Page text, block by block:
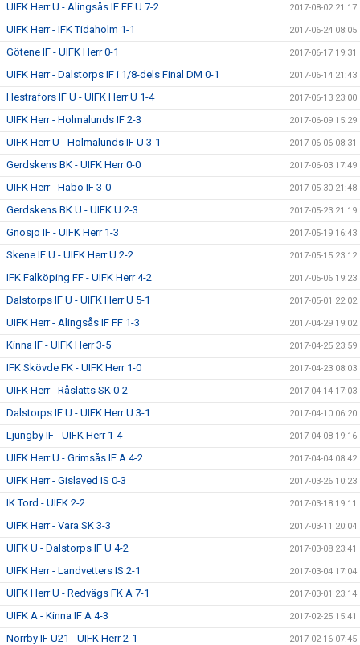
UIFK Herr U - Alingsås IF FF U 7-2 2017-08-02 21:17
UIFK Herr - IFK Tidaholm 1-1 2017-06-24 08:05
Götene IF - UIFK Herr 0-1 2017-06-17 19:31
UIFK Herr - Dalstorps IF i 1/8-dels Final DM 0-1 2017-06-14 21:43
Hestrafors IF U - UIFK Herr U 1-4 2017-06-13 23:00
UIFK Herr - Holmalunds IF 2-3 2017-06-09 15:29
UIFK Herr U - Holmalunds IF U 3-1 2017-06-06 08:31
Gerdskens BK - UIFK Herr 0-0 2017-06-03 17:49
UIFK Herr - Habo IF 3-0 2017-05-30 21:48
Gerdskens BK U - UIFK U 2-3 2017-05-23 21:19
Gnosjö IF - UIFK Herr 1-3 2017-05-19 16:43
Skene IF U - UIFK Herr U 2-2 2017-05-15 23:12
IFK Falköping FF - UIFK Herr 4-2 2017-05-06 19:23
Dalstorps IF U - UIFK Herr U 5-1 2017-05-01 22:02
UIFK Herr - Alingsås IF FF 1-3 2017-04-29 19:02
Kinna IF - UIFK Herr 3-5 2017-04-25 23:59
IFK Skövde FK - UIFK Herr 1-0 2017-04-23 08:03
UIFK Herr - Råslätts SK 0-2 2017-04-14 17:03
Dalstorps IF U - UIFK Herr U 3-1 2017-04-10 06:20
Ljungby IF - UIFK Herr 1-4 2017-04-08 19:16
UIFK Herr U - Grimsås IF A 4-2 2017-04-04 08:42
UIFK Herr - Gislaved IS 0-3 2017-03-26 10:23
IK Tord - UIFK 2-2 2017-03-18 19:11
UIFK Herr - Vara SK 3-3 2017-03-11 20:04
UIFK U - Dalstorps IF U 4-2 2017-03-08 23:41
UIFK Herr - Landvetters IS 2-1 2017-03-04 17:04
UIFK Herr U - Redvägs FK A 7-1 2017-03-01 23:14
UIFK A - Kinna IF A 4-3 2017-02-25 15:41
Norrby IF U21 - UIFK Herr 2-1 2017-02-16 07:45